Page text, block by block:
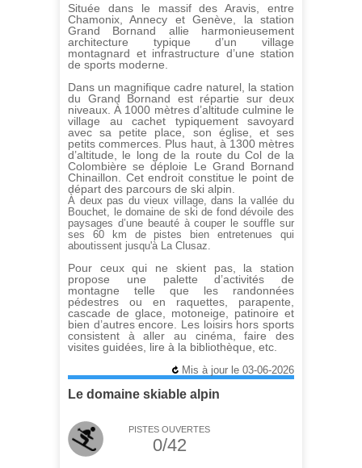
Située dans le massif des Aravis, entre
Chamonix, Annecy et Genève, la station
Grand Bornand allie harmonieusement
architecture typique d’un village
montagnard et infrastructure d’une station
de sports moderne.
Dans un magnifique cadre naturel, la station
du Grand Bornand est répartie sur deux
niveaux. À 1000 mètres d’altitude culmine le
village au cachet typiquement savoyard
avec sa petite place, son église, et ses
petits commerces. Plus haut, à 1300 mètres
d’altitude, le long de la route du Col de la
Colombière se déploie Le Grand Bornand
Chinaillon. Cet endroit constitue le point de
départ des parcours de ski alpin.
À deux pas du vieux village, dans la vallée du
Bouchet, le domaine de ski de fond dévoile des
paysages d’une beauté à couper le souffle sur
ses 60 km de pistes bien entretenues qui
aboutissent jusqu'à La Clusaz.
Pour ceux qui ne skient pas, la station
propose une palette d’activités de
montagne telle que les randonnées
pédestres ou en raquettes, parapente,
cascade de glace, motoneige, patinoire et
bien d’autres encore. Les loisirs hors sports
consistent à aller au cinéma, faire des
visites guidées, lire à la bibliothèque, etc.
Mis à jour le 03-06-2026
Le domaine skiable alpin
PISTES OUVERTES
0/42